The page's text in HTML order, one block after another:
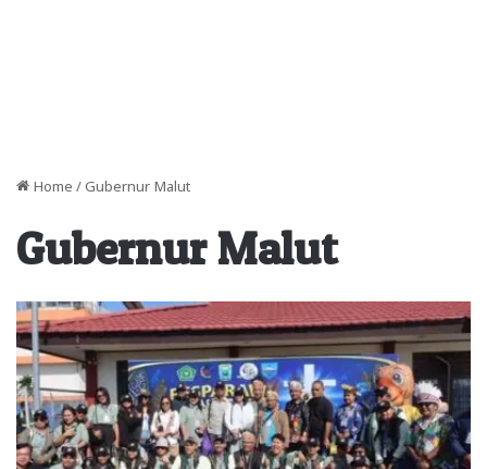
Home / Gubernur Malut
Gubernur Malut